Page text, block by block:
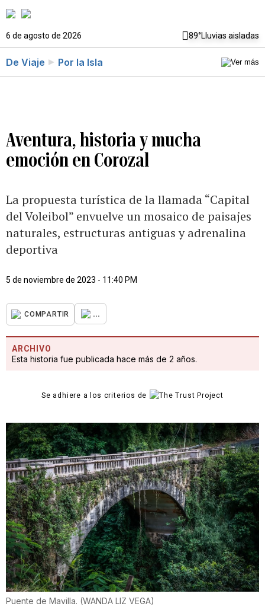
6 de agosto de 2026 89°Lluvias aisladas
De Viaje Por la Isla
Aventura, historia y mucha
emoción en Corozal
La propuesta turística de la llamada “Capital
del Voleibol” envuelve un mosaico de paisajes
naturales, estructuras antiguas y adrenalina
deportiva
5 de noviembre de 2023 - 11:40 PM
COMPARTIR ...
ARCHIVO
Esta historia fue publicada hace más de 2 años.
Se adhiere a los criterios de
Puente de Mavilla. (WANDA LIZ VEGA)